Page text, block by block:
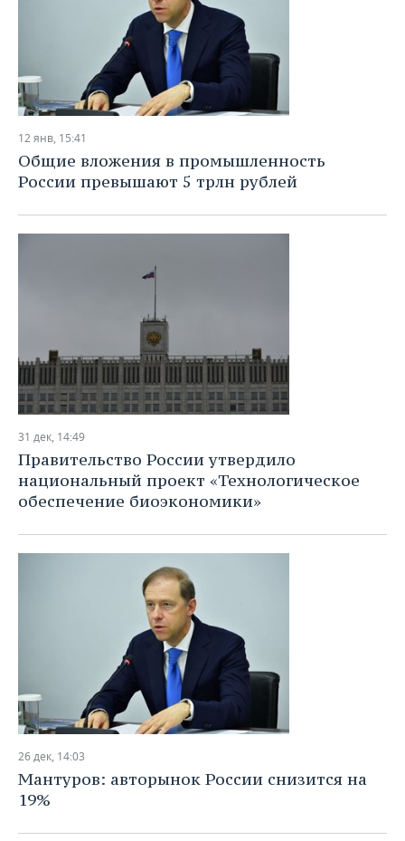
12 янв, 15:41
Общие вложения в промышленность
России превышают 5 трлн рублей
31 дек, 14:49
Правительство России утвердило
национальный проект «Технологическое
обеспечение биоэкономики»
26 дек, 14:03
Мантуров: авторынок России снизится на
19%